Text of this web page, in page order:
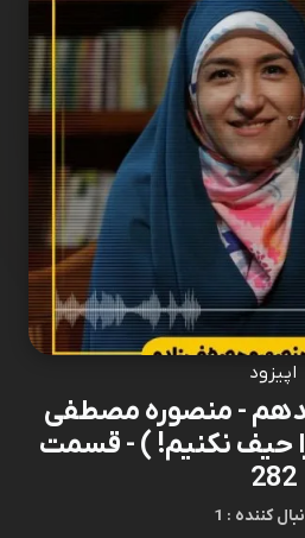
اپیزود
هفدهم - منصوره مصطفی
حیف نکنیم! ) - قسمت
282
دنبال کننده